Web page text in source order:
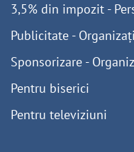
3,5% din impozit -
Publicitate -
Sponsorizare -
Pentru biserici
Pentru televiziuni